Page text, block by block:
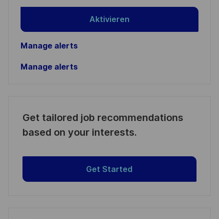
Aktivieren
Manage alerts
Manage alerts
Get tailored job recommendations
based on your interests.
Get Started